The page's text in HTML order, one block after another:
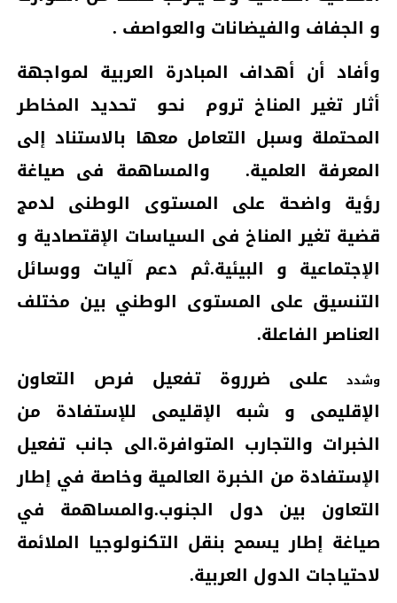
و الجفاف والفيضانات والعواصف .
وأفاد أن أهداف المبادرة العربية لمواجهة
أثار تغير المناخ تروم
نحو
تحديد المخاطر
المحتملة وسبل التعامل معها بالاستناد إلى
المعرفة العلمية.
والمساهمة فى صياغة
رؤية واضحة على المستوى الوطنى لدمج
قضية تغير المناخ فى السياسات الإقتصادية و
الإجتماعية و البيئية.ثم دعم آليات ووسائل
التنسيق على المستوى الوطني بين مختلف
العناصر الفاعلة.
وشددعلىى ضرروة تفعيل فرص التعاون
الإقليمى و شبه الإقليمى للإستفادة من
الخبرات والتجارب المتوافرة.الى جانب تفعيل
الإستفادة من الخبرة العالمية وخاصة في إطار
التعاون بين دول الجنوب.والمساهمة في
صياغة إطار يسمح بنقل التكنولوجيا الملائمة
لاحتياجات الدول العربية.